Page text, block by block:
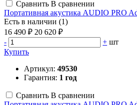
Сравнить В сравнении
Портативная акустика AUDIO PRO
Есть в наличии (1)
16 490 ₽ 20 620 ₽
-
+ шт
Купить
Артикул: 49530
Гарантия: 1 год
Сравнить В сравнении